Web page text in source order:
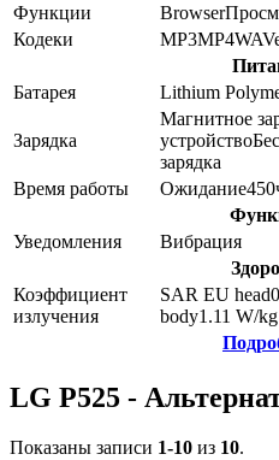
Функции
Browser
Кодеки
MP3MP4WAV
Батарея
Lithium
Зарядка
Магнитное
устройство
зарядка
Время работы
Ожидание450
Уведомления
Вибрация
Коэффициент
излучения
SAR EU head
body1.11 W/
LG P525 -
Показаны записи 1-10 из 10.